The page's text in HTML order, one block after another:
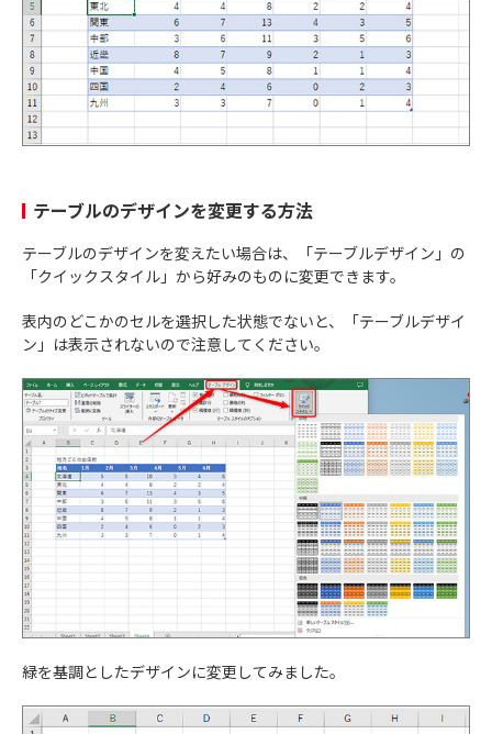
テーブルのデザインを変更する方法
テーブルのデザインを変えたい場合は、「テーブルデザイン」の
「クイックスタイル」から好みのものに変更できます。
表内のどこかのセルを選択した状態でないと、「テーブルデザイ
ン」は表示されないので注意してください。
緑を基調としたデザインに変更してみました。